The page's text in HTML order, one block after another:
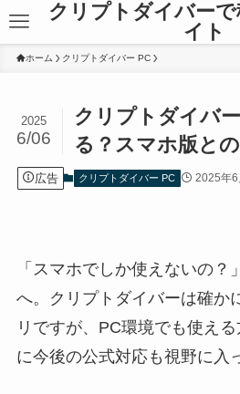
クリプトダイバー
イト
ホーム クリプトダイバー PC
クリプトダイバ
る？スマホ版と
2025
6/06
広告 クリプトダイバー PC 2025年6
「スマホでしか使えないの？
へ。クリプトダイバーは確か
リですが、PC環境でも使え
に今後の公式対応も視野に入